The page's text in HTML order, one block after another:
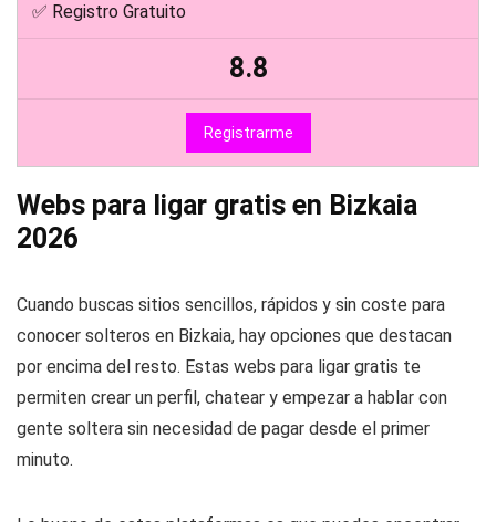
✅ Registro Gratuito
8.8
Registrarme
Webs para ligar gratis en Bizkaia
2026
Cuando buscas sitios sencillos, rápidos y sin coste para
conocer solteros en Bizkaia, hay opciones que destacan
por encima del resto. Estas webs para ligar gratis te
permiten crear un perfil, chatear y empezar a hablar con
gente soltera sin necesidad de pagar desde el primer
minuto.